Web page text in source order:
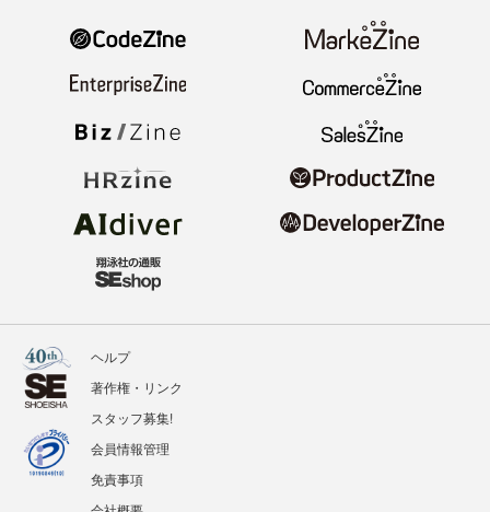
ヘルプ
著作権・リンク
スタッフ募集!
会員情報管理
免責事項